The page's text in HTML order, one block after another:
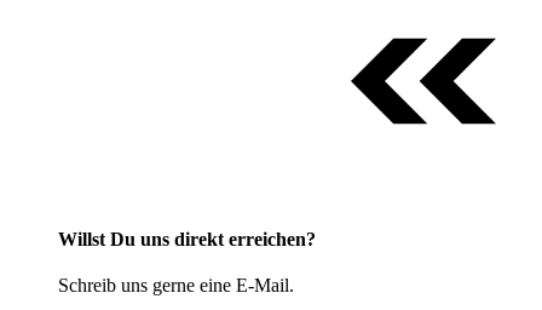
Willst Du uns direkt erreichen?
Schreib uns gerne eine E-Mail.